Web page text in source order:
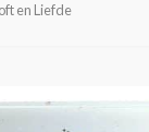
en Liefde